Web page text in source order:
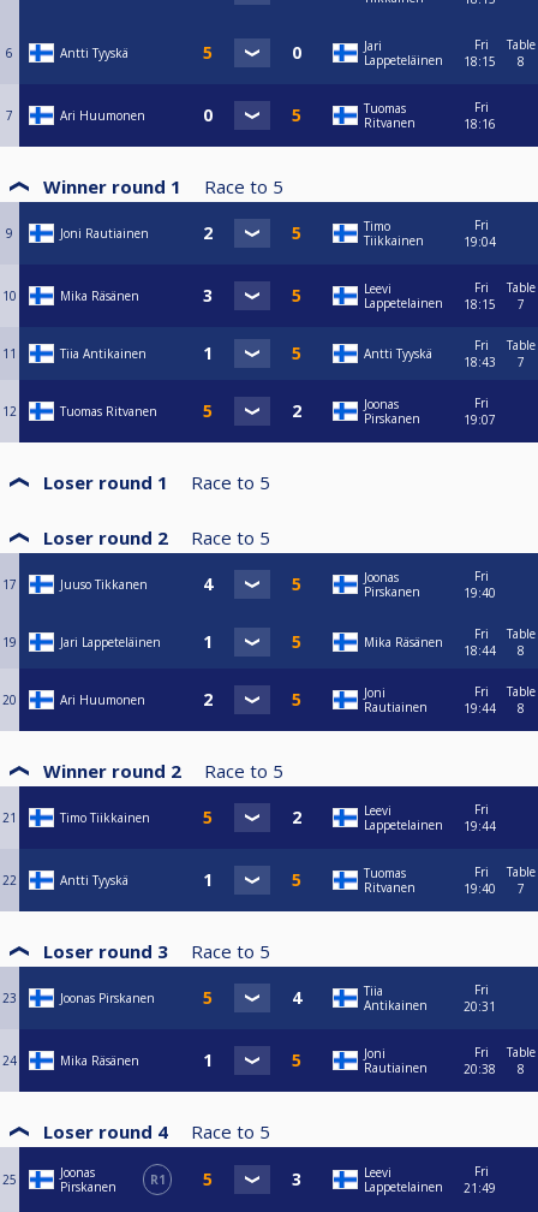
6 Antti Tyyskä
Jari
Lappeteläinen
Fri
18:15
Table
8
7 Ari Huumonen
Tuomas
Ritvanen
Fri
18:16
Winner round 1 Race to 5
9 Joni Rautiainen
Timo
Tiikkainen
Fri
19:04
10 Mika Räsänen
Leevi
Lappetelainen
Fri
18:15
Table
7
11 Tiia Antikainen Antti Tyyskä
Fri
18:43
Table
7
12 Tuomas Ritvanen
Joonas
Pirskanen
Fri
19:07
Loser round 1 Race to 5
Loser round 2 Race to 5
17 Juuso Tikkanen
Joonas
Pirskanen
Fri
19:40
19 Jari Lappeteläinen Mika Räsänen
Fri
18:44
Table
8
20 Ari Huumonen
Joni
Rautiainen
Fri
19:44
Table
8
Winner round 2 Race to 5
21 Timo Tiikkainen
Leevi
Lappetelainen
Fri
19:44
22 Antti Tyyskä
Tuomas
Ritvanen
Fri
19:40
Table
7
Loser round 3 Race to 5
23 Joonas Pirskanen
Tiia
Antikainen
Fri
20:31
24 Mika Räsänen
Joni
Rautiainen
Fri
20:38
Table
8
Loser round 4 Race to 5
25
Joonas
Pirskanen
R1
Leevi
Lappetelainen
Fri
21:49